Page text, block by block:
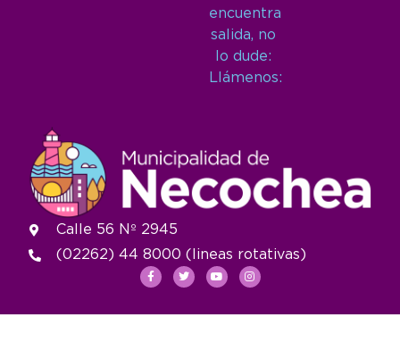
encuentra
salida, no
lo dude:
Llámenos:
Calle 56 Nº 2945
(02262) 44 8000 (lineas rotativas)